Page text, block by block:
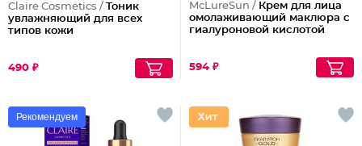
Claire Cosmetics / Тоник
увлажняющий для всех
типов кожи
490 ₽
McLureSun / Крем для лица
омолаживающий маклюра с
гиалуроновой кислотой
594 ₽
Рекомендуем